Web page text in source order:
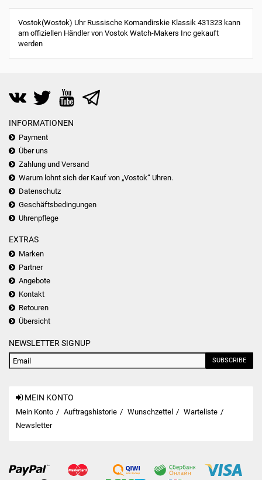
Vostok(Wostok) Uhr Russische Komandirskie Klassik 431323 kann
am offiziellen Händler von Vostok Watch-Makers Inc gekauft
werden
INFORMATIONEN
Payment
Über uns
Zahlung und Versand
Warum lohnt sich der Kauf von „Vostok“ Uhren.
Datenschutz
Geschäftsbedingungen
Uhrenpflege
EXTRAS
Marken
Partner
Angebote
Kontakt
Retouren
Übersicht
NEWSLETTER SIGNUP
SUBSCRIBE
MEIN KONTO
Mein Konto Auftragshistorie Wunschzettel
Warteliste
Newsletter